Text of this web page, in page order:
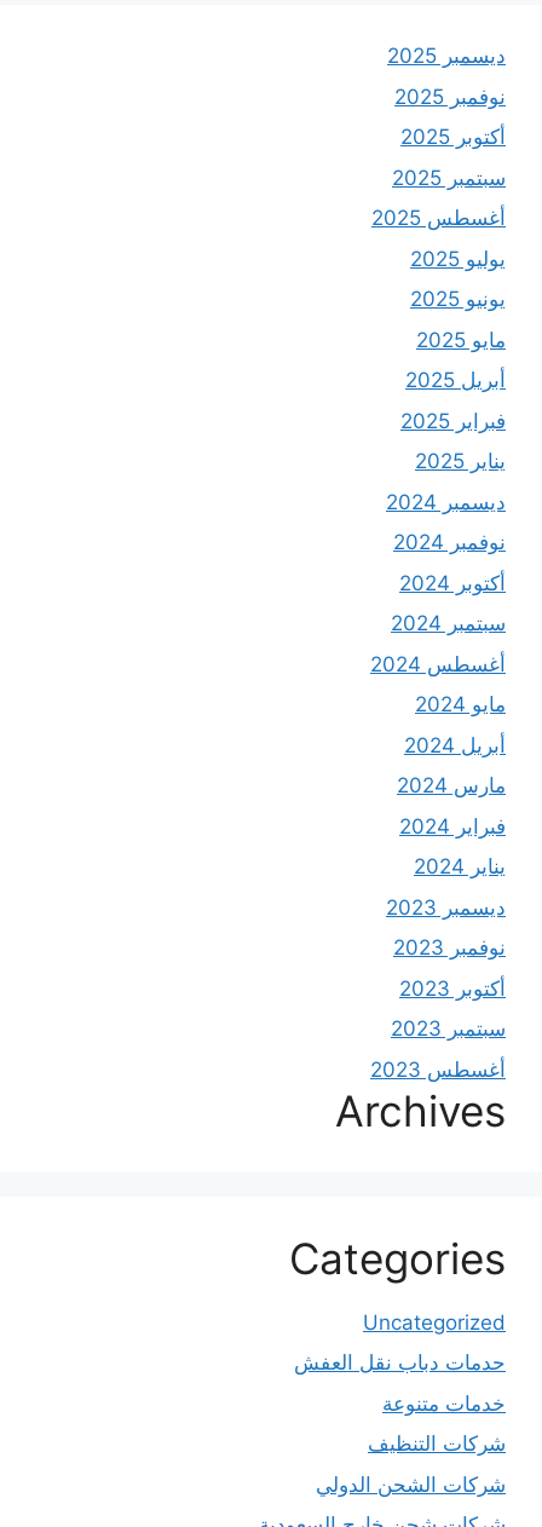
ديسمبر 2025
نوفمبر 2025
أكتوبر 2025
سبتمبر 2025
أغسطس 2025
يوليو 2025
يونيو 2025
مايو 2025
أبريل 2025
فبراير 2025
يناير 2025
ديسمبر 2024
نوفمبر 2024
أكتوبر 2024
سبتمبر 2024
أغسطس 2024
مايو 2024
أبريل 2024
مارس 2024
فبراير 2024
يناير 2024
ديسمبر 2023
نوفمبر 2023
أكتوبر 2023
سبتمبر 2023
أغسطس 2023
Archives
Categories
Uncategorized
حدمات دباب نقل العفش
خدمات متنوعة
شركات التنظيف
شركات الشحن الدولي